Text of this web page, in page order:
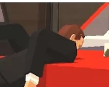
jest jak